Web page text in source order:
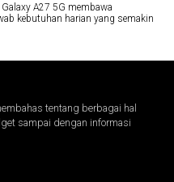
A27 5G membawa
kebutuhan harian yang semakin
tentang berbagai hal
sampai dengan informasi